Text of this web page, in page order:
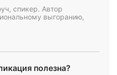
спикер. Автор
выгоранию,
полезна?